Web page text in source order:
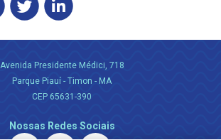
Avenida Presidente Médici, 718
Parque Piauí - Timon - MA
CEP 65631-390
Nossas Redes Sociais